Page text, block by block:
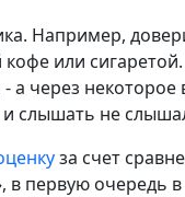
Например,
или
а через некоторое
и слышать не
за счет
в первую очередь в